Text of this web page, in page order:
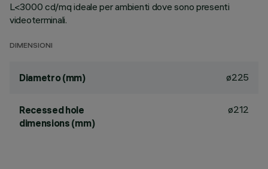
L<3000 cd/mq ideale per ambienti dove sono presenti
videoterminali.
DIMENSIONI
Diametro (mm) ø225
Recessed hole
dimensions (mm)
ø212